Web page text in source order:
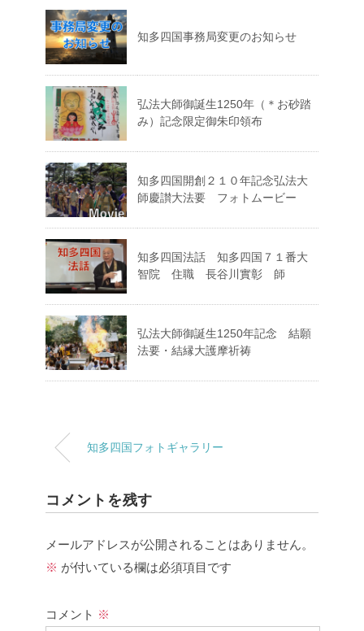
知多四国事務局変更のお知らせ
弘法大師御誕生1250年（＊お砂踏
み）記念限定御朱印領布
知多四国開創２１０年記念弘法大
師慶讃大法要 フォトムービー
知多四国法話 知多四国７１番大
智院 住職 長谷川實彰 師
弘法大師御誕生1250年記念 結願
法要・結縁大護摩祈祷
知多四国フォトギャラリー
コメントを残す
メールアドレスが公開されることはありません。
※ が付いている欄は必須項目です
コメント ※